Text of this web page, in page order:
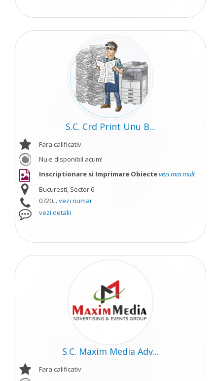
S.C. Crd Print Unu B...
Fara calificativ
Nu e disponibil acum!
Inscriptionare si Imprimare Obiectevezi mai mult
Bucuresti, Sector 6
0720... vezi numar
vezi detalii
S.C. Maxim Media Adv...
Fara calificativ